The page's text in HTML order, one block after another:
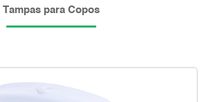
Tampas para Copos